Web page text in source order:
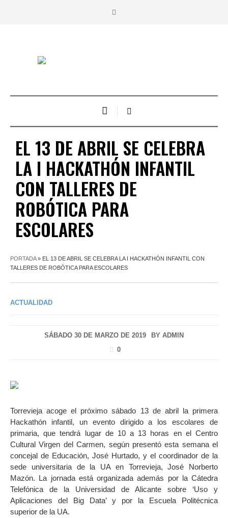
EL 13 DE ABRIL SE CELEBRA
LA I HACKATHÓN INFANTIL
CON TALLERES DE
ROBÓTICA PARA
ESCOLARES
PORTADA» EL 13 DE ABRIL SE CELEBRA LA I HACKATHÓN INFANTIL CON
TALLERES DE ROBÓTICA PARA ESCOLARES
ACTUALIDAD
SÁBADO 30 DE MARZO DE 2019 BY ADMIN
0
Torrevieja acoge el próximo sábado 13 de abril la primera
Hackathón infantil, un evento dirigido a los escolares de
primaria, que tendrá lugar de 10 a 13 horas en el Centro
Cultural Virgen del Carmen, según presentó esta semana el
concejal de Educación, José Hurtado, y el coordinador de la
sede universitaria de la UA en Torrevieja, José Norberto
Mazón. La jornada está organizada además por la Cátedra
Telefónica de la Universidad de Alicante sobre ‘Uso y
Aplicaciones del Big Data’ y por la Escuela Politécnica
superior de la UA.